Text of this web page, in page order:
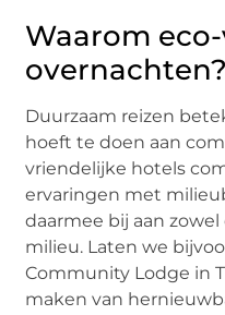
Waarom
overnachten?
Duurzaam reizen
hoeft te doen aan
vriendelijke hotels
ervaringen met
daarmee bij aan
milieu. Laten we
Community Lodge in
maken van